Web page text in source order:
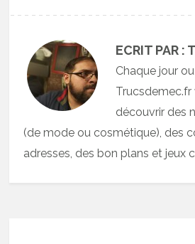
ECRIT PAR :
Chaque jour
découvrir des
(de mode ou cosmétique), des
adresses, des bon plans et jeux